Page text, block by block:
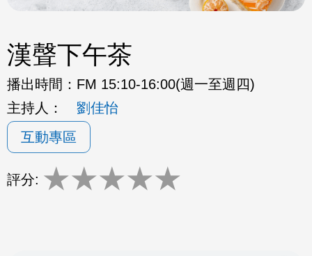
漢聲下午茶
播出時間： FM 15:10-16:00(週一至週四)
主持人：
劉佳怡
互動專區
評分: ★★★★★